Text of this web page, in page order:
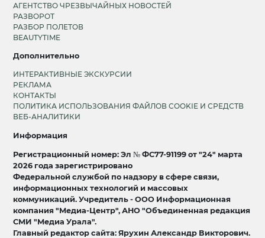
АГЕНТСТВО ЧРЕЗВЫЧАЙНЫХ НОВОСТЕЙ
РАЗВОРОТ
РАЗБОР ПОЛЕТОВ
BEAUTYTIME
Дополнительно
ИНТЕРАКТИВНЫЕ ЭКСКУРСИИ
РЕКЛАМА
КОНТАКТЫ
ПОЛИТИКА ИСПОЛЬЗОВАНИЯ ФАЙЛОВ COOKIE И СРЕДСТВ
ВЕБ-АНАЛИТИКИ
Информация
Регистрационный номер: Эл № ФС77-91199 от "24" марта
2026 года зарегистрировано
Федеральной службой по надзору в сфере связи,
информационных технологий и массовых
коммуникаций. Учредитель - ООО Информационная
компания "Медиа-Центр", АНО "Объединенная редакция
СМИ "Медиа Урала".
Главный редактор сайта: Ярухин Александр Викторович.